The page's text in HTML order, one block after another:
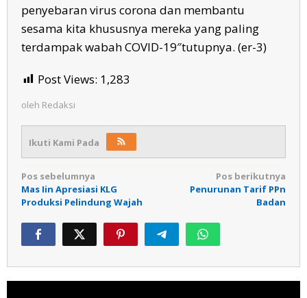
penyebaran virus corona dan membantu
sesama kita khususnya mereka yang paling
terdampak wabah COVID-19″tutupnya. (er-3)
Post Views: 1,283
oleh Redaksi
Ikuti Kami Pada
Navigasi
pos
Pos sebelumnya
Mas Iin Apresiasi KLG
Produksi Pelindung Wajah
Pos berikutnya
Penurunan Tarif PPn
Badan